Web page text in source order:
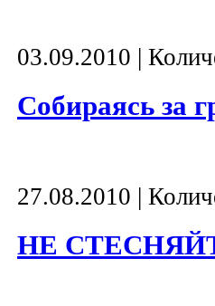
03.09.2010 |
Собираясь за
27.08.2010 |
НЕ